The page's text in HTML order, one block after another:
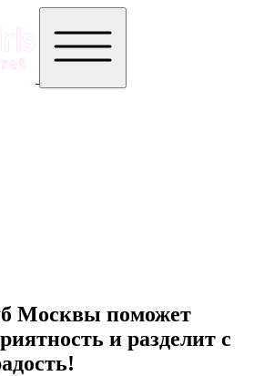
Москвы поможет
и разделит с